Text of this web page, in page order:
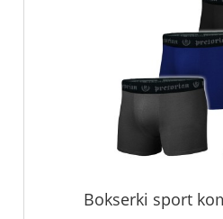
Bokserki sport